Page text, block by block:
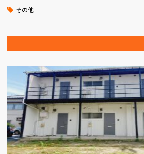
その他